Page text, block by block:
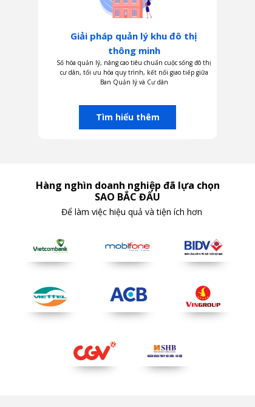
Giải pháp quản lý khu đô thị
thông minh
Tìm hiểu thêm
Số hóa quản lý, nâng cao tiêu chuẩn cuộc sống đô thị
cư dân, tối ưu hóa quy trình, kết nối giao tiếp giữa
Ban Quản lý và Cư dân
Hàng nghìn doanh nghiệp đã lựa chọn
SAO BẮC ĐẨU
Để làm việc hiệu quả và tiện ích hơn